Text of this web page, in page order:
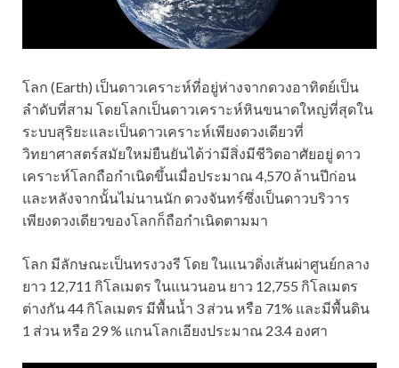
โลก (Earth) เป็นดาวเคราะห์ที่อยู่ห่างจากดวงอาทิตย์เป็น
ลำดับที่สาม โดยโลกเป็นดาวเคราะห์หินขนาดใหญ่ที่สุดใน
ระบบสุริยะและเป็นดาวเคราะห์เพียงดวงเดียวที่
วิทยาศาสตร์สมัยใหม่ยืนยันได้ว่ามีสิ่งมีชีวิตอาศัยอยู่ ดาว
เคราะห์โลกถือกำเนิดขึ้นเมื่อประมาณ 4,570 ล้านปีก่อน
และหลังจากนั้นไม่นานนัก ดวงจันทร์ซึ่งเป็นดาวบริวาร
เพียงดวงเดียวของโลกก็ถือกำเนิดตามมา
โลก มีลักษณะเป็นทรงวงรี โดย ในแนวดิ่งเส้นผ่าศูนย์กลาง
ยาว 12,711 กิโลเมตร ในแนวนอน ยาว 12,755 กิโลเมตร
ต่างกัน 44 กิโลเมตร มีพื้นน้ำ 3 ส่วน หรือ 71% และมีพื้นดิน
1 ส่วน หรือ 29 % แกนโลกเอียงประมาณ 23.4 องศา